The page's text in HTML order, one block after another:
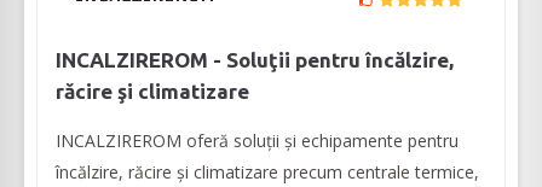
INCALZIREROM - Soluţii pentru încălzire,
răcire şi climatizare
INCALZIREROM oferă soluţii şi echipamente pentru
încălzire, răcire şi climatizare precum centrale termice,